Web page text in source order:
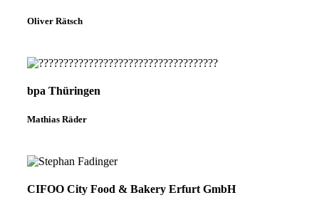
Oliver Rätsch
bpa Thüringen
Mathias Räder
CIFOO City Food & Bakery Erfurt GmbH